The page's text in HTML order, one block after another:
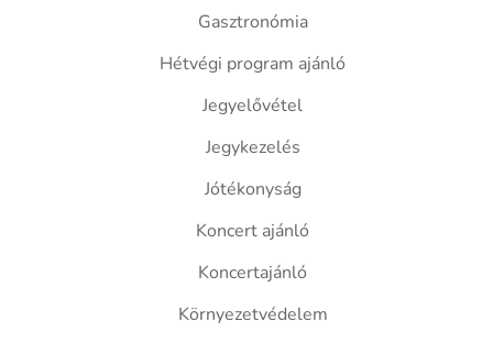
Gasztronómia
Hétvégi program ajánló
Jegyelővétel
Jegykezelés
Jótékonyság
Koncert ajánló
Koncertajánló
Környezetvédelem